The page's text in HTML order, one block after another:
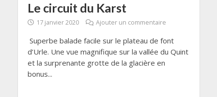
Le circuit du Karst
17 janvier 2020 Ajouter un commentaire
Superbe balade facile sur le plateau de font
d’Urle. Une vue magnifique sur la vallée du Quint
et la surprenante grotte de la glacière en
bonus...